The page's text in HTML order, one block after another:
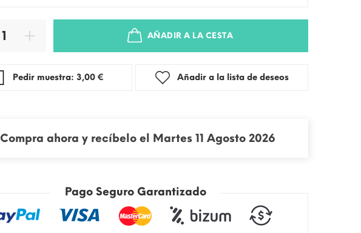
AÑADIR A LA CESTA
Pedir muestra: 3,00 € Añadir a la lista de deseos
Compra ahora y recíbelo el Martes 11 Agosto 2026
Pago Seguro Garantizado